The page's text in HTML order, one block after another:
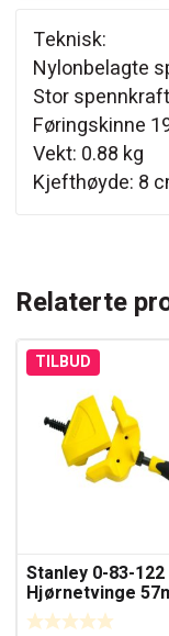
Teknisk:
Nylonbelagte
Stor
Føringskinne
Vekt: 0.88 kg
Kjefthøyde: 8
Relaterte
TILBUD
Stanley 0-83-
Hjørnetvinge
kraftig